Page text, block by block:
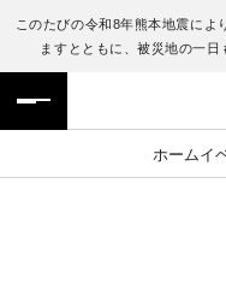
このたびの令和8年熊本地震によ
ますとともに、被災地の一日
ホームイ
フロアガイド
施設案内・アクセス
ENGLISH
繁体字